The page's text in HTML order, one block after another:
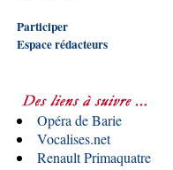
Participer
Espace rédacteurs
Opéra de Barie
Vocalises.net
Renault Primaquatre